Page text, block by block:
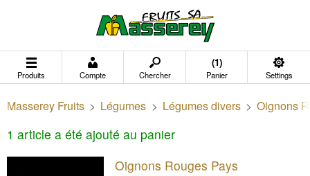
Produits Compte Chercher
(1)
Panier Settings
Masserey Fruits > Légumes > Légumes divers > Oignons
1 article a été ajouté au panier
Oignons Rouges Pays